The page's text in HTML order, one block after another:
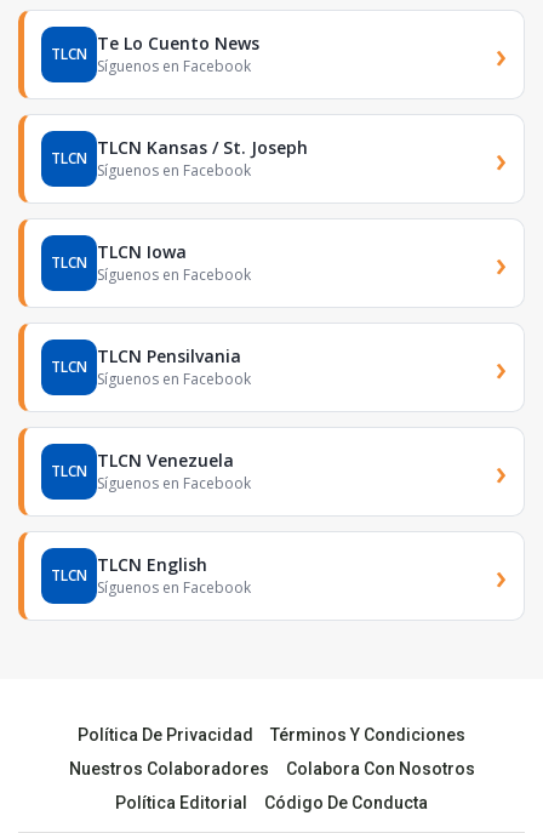
TLCN Te Lo Cuento News
Síguenos en Facebook ›
TLCN TLCN Kansas / St. Joseph
Síguenos en Facebook ›
TLCN TLCN Iowa
Síguenos en Facebook ›
TLCN TLCN Pensilvania
Síguenos en Facebook ›
TLCN TLCN Venezuela
Síguenos en Facebook ›
TLCN TLCN English
Síguenos en Facebook ›
Política De Privacidad
Términos Y Condiciones
Nuestros Colaboradores
Colabora Con Nosotros
Política Editorial
Código De Conducta